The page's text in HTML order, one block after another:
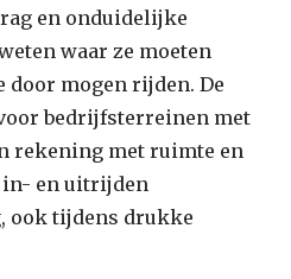
en onduidelijke
waar ze moeten
door mogen rijden. De
bedrijfsterreinen met
rekening met ruimte en
in- en uitrijden
ook tijdens drukke